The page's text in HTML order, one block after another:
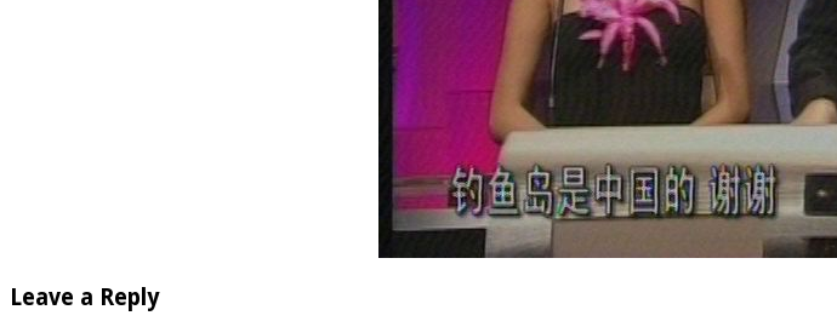
Leave a Reply